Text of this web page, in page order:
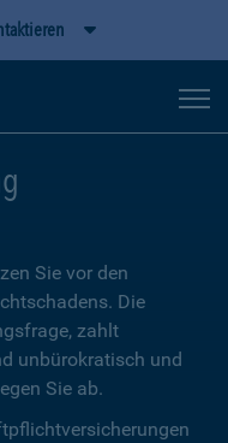
Sie vor den
Die
zahlt
unbürokratisch und
Sie ab.